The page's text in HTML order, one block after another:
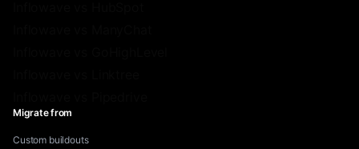
Migrate from
Custom buildouts